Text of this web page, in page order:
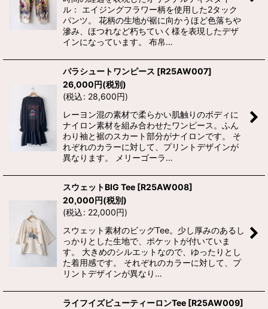
ル： エイジングフラワー柄を使用した2タック
パンツ。 花柄の生地が裾に向かうほど色落ちや
滲み、ほつれなど朽ちていく様を表現したデザ
インになっています。 布帛…
パラシュートワンピース [R25AW007]
26,000円(税別)
(税込: 28,600円)
レーヨン混の素材で柔らかい肌触りのボディに
ナイロン素材を組み合わせたワンピース。ふん
わり袖と裾のスカート部分がナイロンです。 そ
れぞれのカラーに対して、プリントデザインが
異なります。 メリーゴーラ…
スウェットBIG Tee [R25AW008]
20,000円(税別)
(税込: 22,000円)
スウェット素材のビッグTee。少し厚みのあるし
っかりとした生地で、ポケットが付いていま
す。 大きめのシルエットなので、ゆったりとし
た着用感です。 それぞれのカラーに対して、プ
リントデザインが異なり…
ライフイズビューティーロンTee [R25AW009]